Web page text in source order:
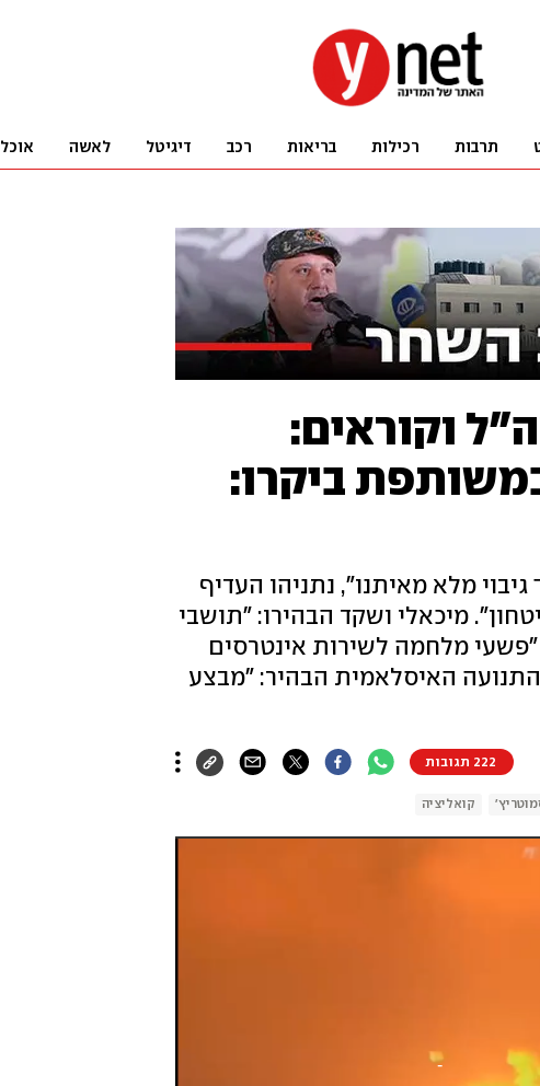
תרבות רכילות בריאות רכב דיגיטל לאשה אוכל
וקוראים:
ביקרו:
מלא מאיתנו", נתניהו העדיף
מיכאלי ושקד הבהירו: "תושבי
"פשעי מלחמה לשירות אינטרסים
התנועה האיסלאמית הבהיר: "מבצע
222 תגובות
קואליציה